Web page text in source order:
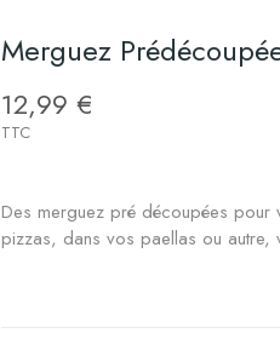
Merguez
12,99 €
TTC
Des merguez pré découpées
pizzas, dans vos paellas ou autre,